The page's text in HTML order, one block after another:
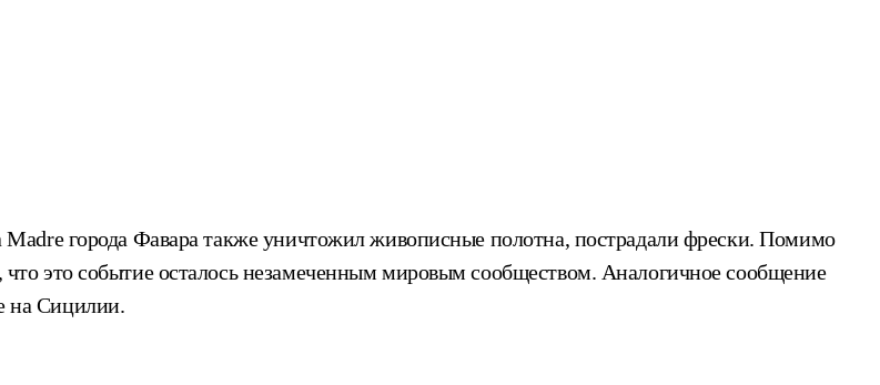
города Фавара также уничтожил живописные полотна, пострадали фрески. Помимо
это событие осталось незамеченным мировым сообществом. Аналогичное сообщение
на Сицилии.